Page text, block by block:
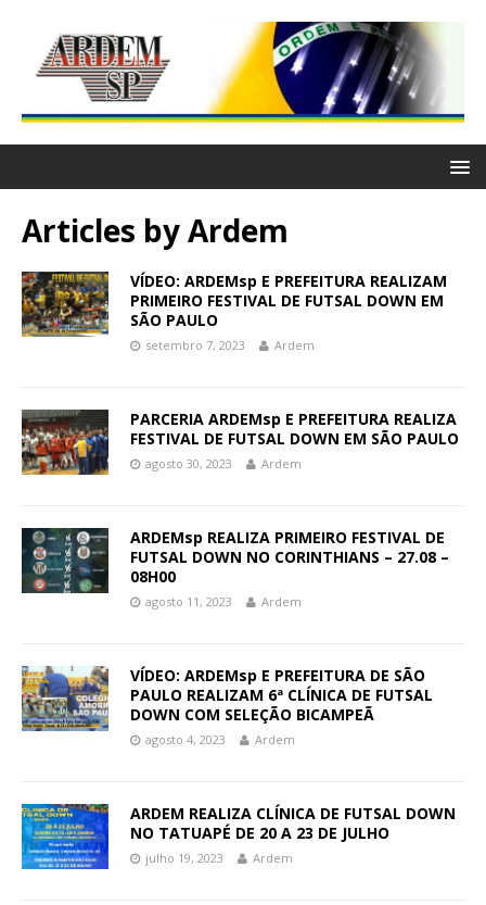
Articles byArdem
VÍDEO: ARDEMsp E PREFEITURA REALIZAM
PRIMEIRO FESTIVAL DE FUTSAL DOWN EM
SÃO PAULO
setembro 7, 2023 Ardem
PARCERIA ARDEMsp E PREFEITURA REALIZA
FESTIVAL DE FUTSAL DOWN EM SÃO PAULO
agosto 30, 2023 Ardem
ARDEMsp REALIZA PRIMEIRO FESTIVAL DE
FUTSAL DOWN NO CORINTHIANS – 27.08 –
08H00
agosto 11, 2023 Ardem
VÍDEO: ARDEMsp E PREFEITURA DE SÃO
PAULO REALIZAM 6ª CLÍNICA DE FUTSAL
DOWN COM SELEÇÃO BICAMPEÃ
agosto 4, 2023 Ardem
ARDEM REALIZA CLÍNICA DE FUTSAL DOWN
NO TATUAPÉ DE 20 A 23 DE JULHO
julho 19, 2023 Ardem